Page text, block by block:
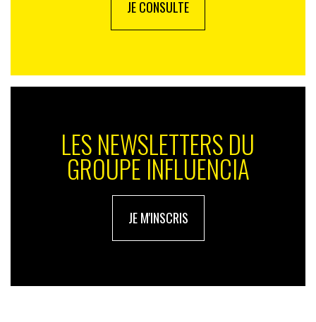
JE CONSULTE
LES NEWSLETTERS DU
GROUPE INFLUENCIA
JE M'INSCRIS